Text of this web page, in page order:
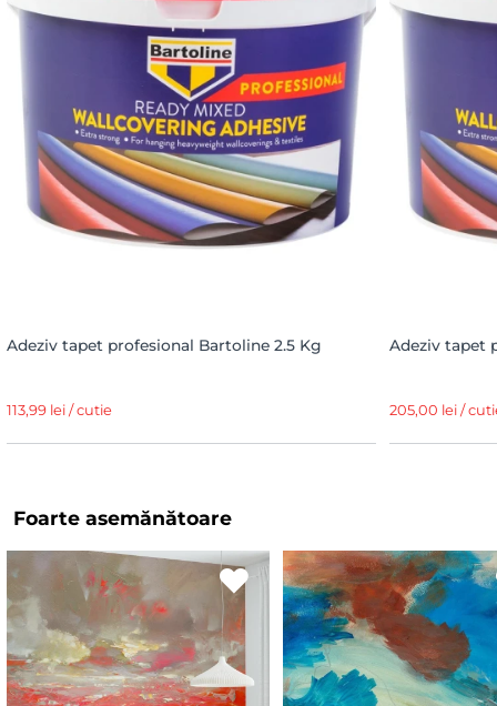
Adeziv tapet profesional Bartoline 2.5 Kg
113,99 lei / cutie
Adeziv tapet
205,00 lei /
Foarte asemănătoare